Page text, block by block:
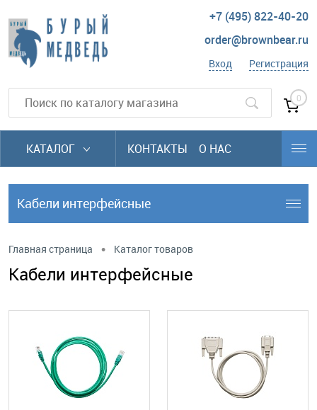
+7 (495) 822-40-20
order@brownbear.ru
Вход Регистрация
0
КАТАЛОГ КОНТАКТЫ О НАС
Кабели интерфейсные
Главная страница • Каталог товаров
Кабели интерфейсные